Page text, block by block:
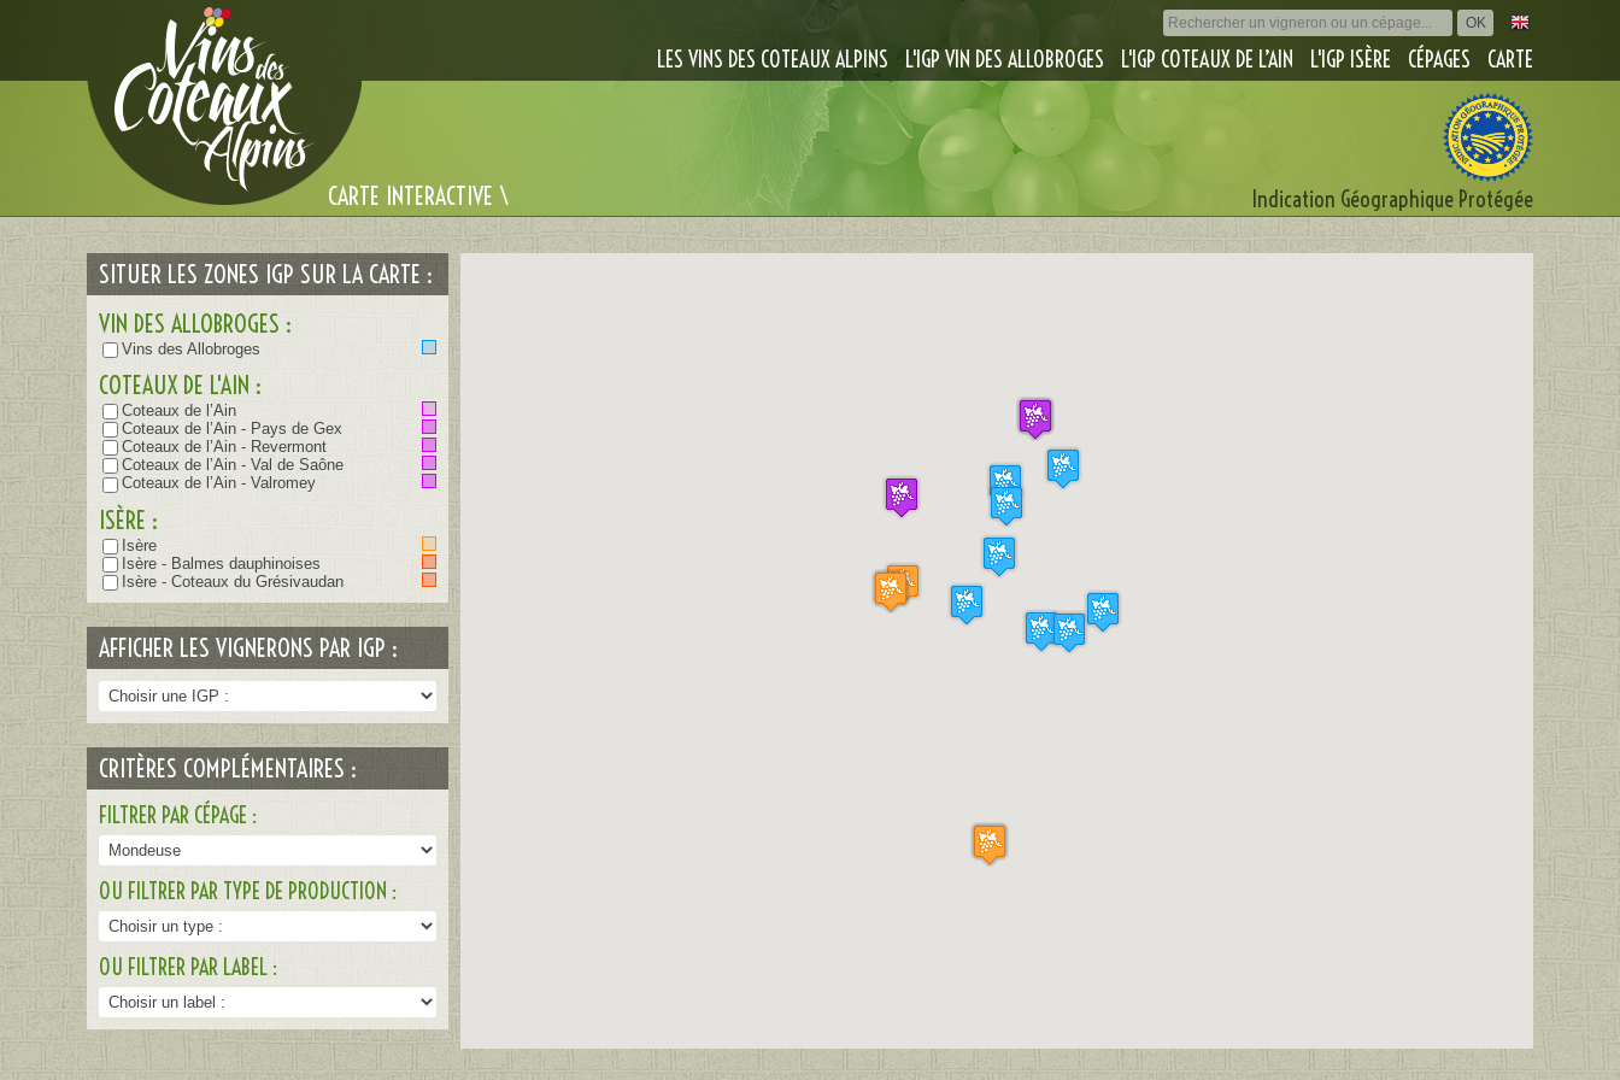
LES VINS DES COTEAUX ALPINS L'IGP VIN DES ALLOBROGES L'IGP COTEAUX DE L’AIN L'IGP ISÈRE CÉPAGES CARTE
CARTE INTERACTIVE \ Indication Géographique Protégée
SITUER LES ZONES IGP SUR LA CARTE :
VIN DES ALLOBROGES :
Vins des Allobroges
COTEAUX DE L'AIN :
Coteaux de l’Ain
Coteaux de l’Ain - Pays de Gex
Coteaux de l’Ain - Revermont
Coteaux de l’Ain - Val de Saône
Coteaux de l’Ain - Valromey
ISÈRE :
Isère
Isère - Balmes dauphinoises
Isère - Coteaux du Grésivaudan
AFFICHER LES VIGNERONS PAR IGP :
CRITÈRES COMPLÉMENTAIRES :
FILTRER PAR CÉPAGE :
OU FILTRER PAR TYPE DE PRODUCTION :
OU FILTRER PAR LABEL :